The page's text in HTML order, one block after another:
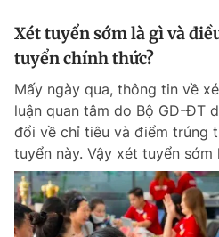
Xét tuyển sớm là gì và
tuyển chính thức?
Mấy ngày qua, thông tin về
luận quan tâm do Bộ GD-ĐT
đổi về chỉ tiêu và điểm trúng
tuyển này. Vậy xét tuyển sớm